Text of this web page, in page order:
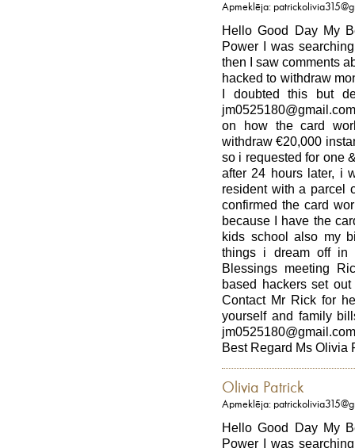
Apmeklēja:
Hello Good Day My
Power I was
then I saw comments
hacked to withdraw
I doubted this but
on how the card
withdraw €20,000
so i requested for one
after 24 hours later, i
resident with a parcel
confirmed the card
because I have the
kids school also my
things i dream off
Blessings meeting
based hackers set
Contact Mr Rick for
yourself and family
Best Regard Ms Olivia
Olivia Patrick
Apmeklēja:
Hello Good Day My
Power I was